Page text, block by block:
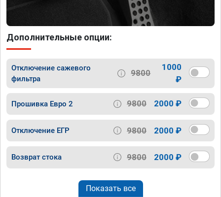
Дополнительные опции:
Отключение сажевого
фильтра
9800
1000
₽
Прошивка Евро 2 9800 2000 ₽
Отключение ЕГР 9800 2000 ₽
Возврат стока 9800 2000 ₽
Показать все